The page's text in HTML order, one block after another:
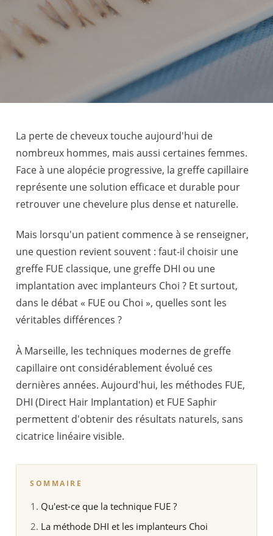
La perte de cheveux touche aujourd'hui de
nombreux hommes, mais aussi certaines femmes.
Face à une alopécie progressive, la greffe capillaire
représente une solution efficace et durable pour
retrouver une chevelure plus dense et naturelle.
Mais lorsqu'un patient commence à se renseigner,
une question revient souvent : faut-il choisir une
greffe FUE classique, une greffe DHI ou une
implantation avec implanteurs Choi ? Et surtout,
dans le débat « FUE ou Choi », quelles sont les
véritables différences ?
À Marseille, les techniques modernes de greffe
capillaire ont considérablement évolué ces
dernières années. Aujourd'hui, les méthodes FUE,
DHI (Direct Hair Implantation) et FUE Saphir
permettent d'obtenir des résultats naturels, sans
cicatrice linéaire visible.
SOMMAIRE
Qu'est-ce que la technique FUE ?
La méthode DHI et les implanteurs Choi